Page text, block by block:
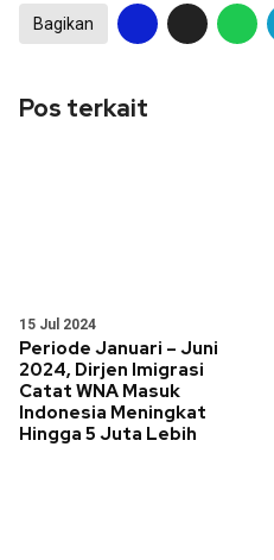
Bagikan
Pos terkait
15 Jul 2024
Periode Januari – Juni
2024, Dirjen Imigrasi
Catat WNA Masuk
Indonesia Meningkat
Hingga 5 Juta Lebih